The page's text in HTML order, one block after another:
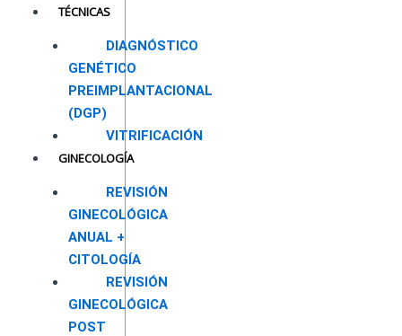
TÉCNICAS
DIAGNÓSTICO
GENÉTICO
PREIMPLANTACIONAL
(DGP)
VITRIFICACIÓN
GINECOLOGÍA
REVISIÓN
GINECOLÓGICA
ANUAL +
CITOLOGÍA
REVISIÓN
GINECOLÓGICA
POST